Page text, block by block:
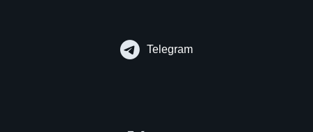
Telegram